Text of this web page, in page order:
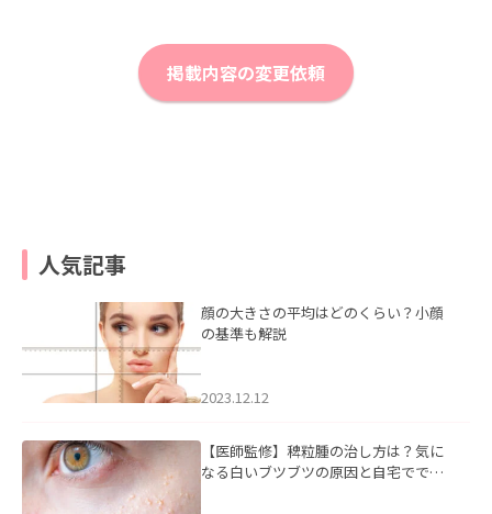
掲載内容の変更依頼
人気記事
顔の大きさの平均はどのくらい？小顔
の基準も解説
2023.12.12
【医師監修】稗粒腫の治し方は？気に
なる白いブツブツの原因と自宅ででき